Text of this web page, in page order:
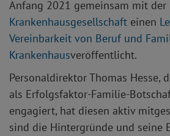
Anfang 2021 gemeinsam mit der
Krankenhausgesellschaft einen
Vereinbarkeit von Beruf und
Krankenhausveröffentlicht.
Personaldirektor Thomas Hesse,
als Erfolgsfaktor-Familie-
engagiert, hat diesen aktiv
sind die Hintergründe und seine